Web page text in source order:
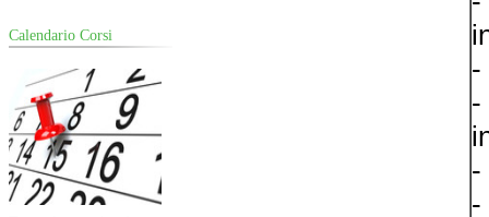
Calendario Corsi
-
-
-
-